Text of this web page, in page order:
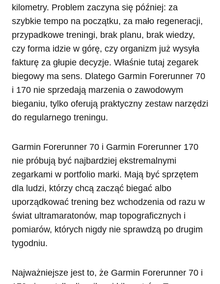
kilometry. Problem zaczyna się później: za
szybkie tempo na początku, za mało regeneracji,
przypadkowe treningi, brak planu, brak wiedzy,
czy forma idzie w górę, czy organizm już wysyła
fakturę za głupie decyzje. Właśnie tutaj zegarek
biegowy ma sens. Dlatego Garmin Forerunner 70
i 170 nie sprzedają marzenia o zawodowym
bieganiu, tylko oferują praktyczny zestaw narzędzi
do regularnego treningu.
Garmin Forerunner 70 i Garmin Forerunner 170
nie próbują być najbardziej ekstremalnymi
zegarkami w portfolio marki. Mają być sprzętem
dla ludzi, którzy chcą zacząć biegać albo
uporządkować trening bez wchodzenia od razu w
świat ultramaratonów, map topograficznych i
pomiarów, których nigdy nie sprawdzą po drugim
tygodniu.
Najważniejsze jest to, że Garmin Forerunner 70 i